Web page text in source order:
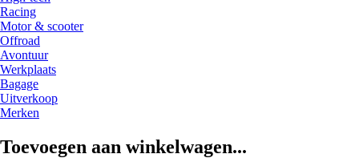
Racing
Motor & scooter
Offroad
Avontuur
Werkplaats
Bagage
Uitverkoop
Merken
Toevoegen aan winkelwagen...